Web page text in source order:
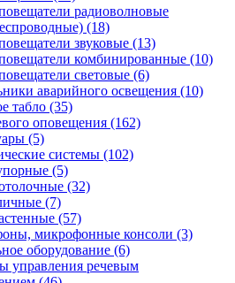
радиоволновые
(18)
звуковые (13)
комбинированные (10)
световые (6)
аварийного освещения (10)
табло (35)
оповещения (162)
(5)
системы (102)
(5)
(32)
(7)
(57)
микрофонные консоли (3)
оборудование (6)
управления речевым